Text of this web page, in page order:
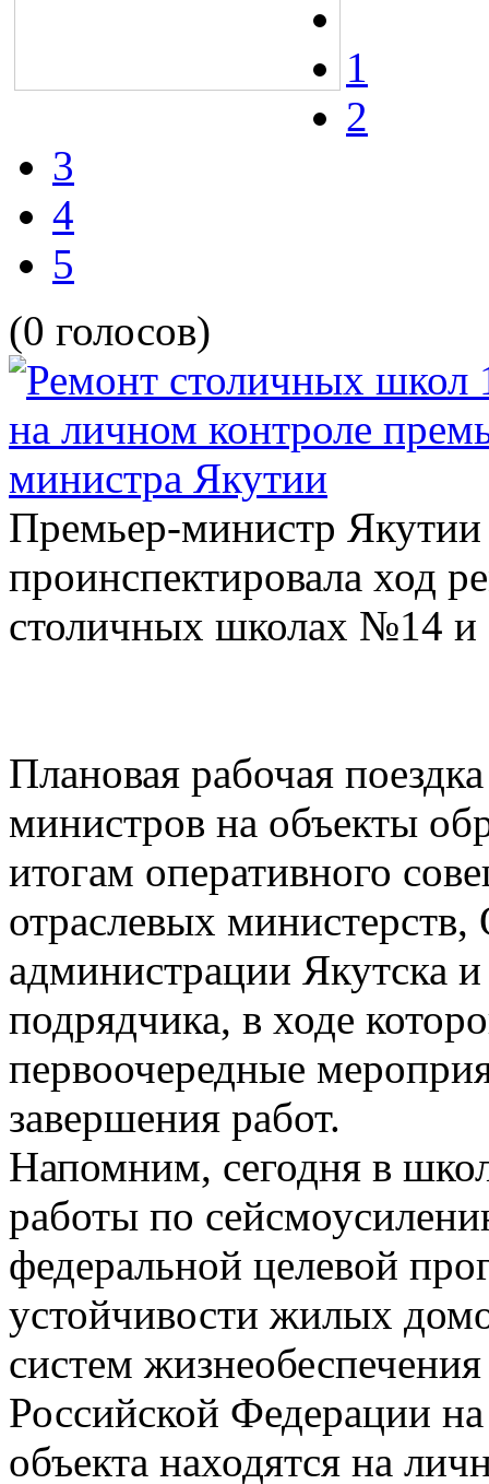
1
2
3
4
5
(0 голосов)
Премьер-министр
проинспектировала ход
столичных школах №14
Плановая рабочая
министров на объекты
итогам оперативного
отраслевых
администрации Якутска и
подрядчика, в ходе
первоочередные
завершения работ.
Напомним, сегодня в
работы по
федеральной целевой
устойчивости жилых
систем
Российской Федерации
объекта находятся на